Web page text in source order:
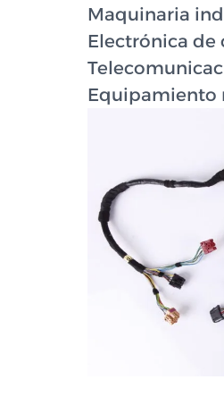
Maquinaria
Electrónica de
Equipamiento